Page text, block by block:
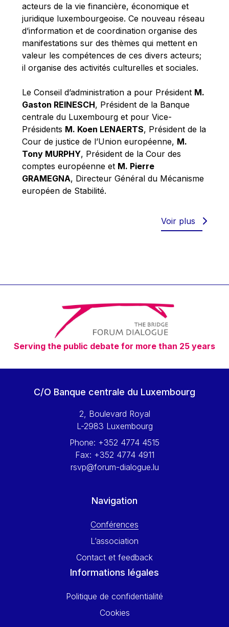
Mireille Delmas-Marty
Nobuo Tanaka
Otmar Issing
Paolo Mengozzi
Paschal Donohoe
Pat Cox
Patrizia Nanz
Philippe Maystadt
Pierre Gramegna
Richard Pelly
Robert Goebbels
Robert REYNDERS
Timothy Radcliffe
Vaclav Klaus
Vassilios Skouris
Vítor Manuel da Silva Caldeira
Viviane Reding
Walter Hagg
Wolfgang Ketterle
Yossi Beillin
Yves FRANCHET
acteurs de la vie financière, économique et
juridique luxembourgeoise. Ce nouveau réseau
d’information et de coordination organise des
manifestations sur des thèmes qui mettent en
valeur les compétences de ces divers acteurs;
il organise des activités culturelles et sociales.
Le Conseil d’administration a pour Président M.
Gaston REINESCH, Président de la Banque
centrale du Luxembourg et pour Vice-
Présidents M. Koen LENAERTS, Président de la
Cour de justice de l’Union européenne, M.
Tony MURPHY, Président de la Cour des
comptes européenne et M. Pierre
GRAMEGNA, Directeur Général du Mécanisme
européen de Stabilité.
Voir plus
Serving the public debate for more than 25 years
C/O Banque centrale du Luxembourg
2, Boulevard Royal
L-2983 Luxembourg
Phone: +352 4774 4515
Fax: +352 4774 4911
rsvp@forum-dialogue.lu
Navigation
Conférences
L’association
Contact et feedback
Informations légales
Politique de confidentialité
Cookies